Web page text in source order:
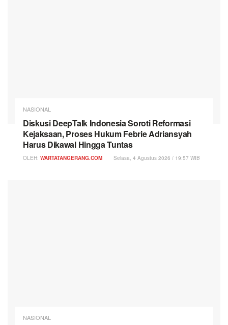
NASIONAL
Diskusi DeepTalk Indonesia Soroti Reformasi
Kejaksaan, Proses Hukum Febrie Adriansyah
Harus Dikawal Hingga Tuntas
OLEH: WARTATANGERANG.COM Selasa, 4 Agustus 2026 / 19:57 WIB
NASIONAL